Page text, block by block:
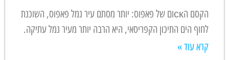
הקסם הскום של פאפוס: יותר מסתם עיר נמל פאפוס, השוכנת
לחוף הים התיכון הקפריסאי, היא הרבה יותר מעיר נמל עתיקה.
קרא עוד »